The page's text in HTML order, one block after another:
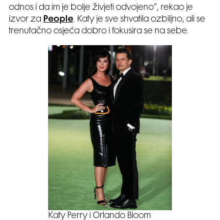
odnos i da im je bolje živjeti odvojeno”, rekao je
izvor za People. Katy je sve shvatila ozbiljno, ali se
trenutačno osjeća dobro i fokusira se na sebe.
Katy Perry i Orlando Bloom